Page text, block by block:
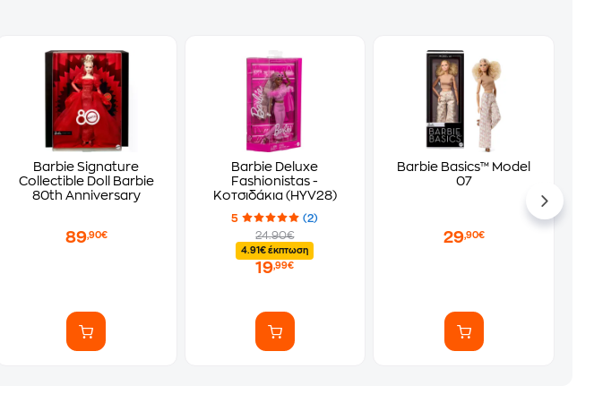
Barbie Signature
Collectible Doll Barbie
80th Anniversary
89,90€
Barbie Deluxe
Fashionistas -
Κοτσιδάκια (HYV28)
5
(2)
24.90€
4.91€ έκπτωση
19,99€
Barbie Basics™ Model
07
29,90€